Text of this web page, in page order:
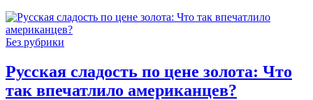
Без рубрики
Русская сладость по цене золота: Что
так впечатлило американцев?